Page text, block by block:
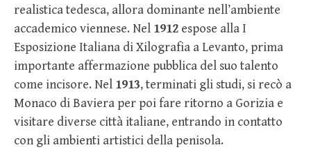
realistica tedesca, allora dominante nell’ambiente
accademico viennese. Nel 1912 espose alla I
Esposizione Italiana di Xilografia a Levanto, prima
importante affermazione pubblica del suo talento
come incisore. Nel 1913, terminati gli studi, si recò a
Monaco di Baviera per poi fare ritorno a Gorizia e
visitare diverse città italiane, entrando in contatto
con gli ambienti artistici della penisola.